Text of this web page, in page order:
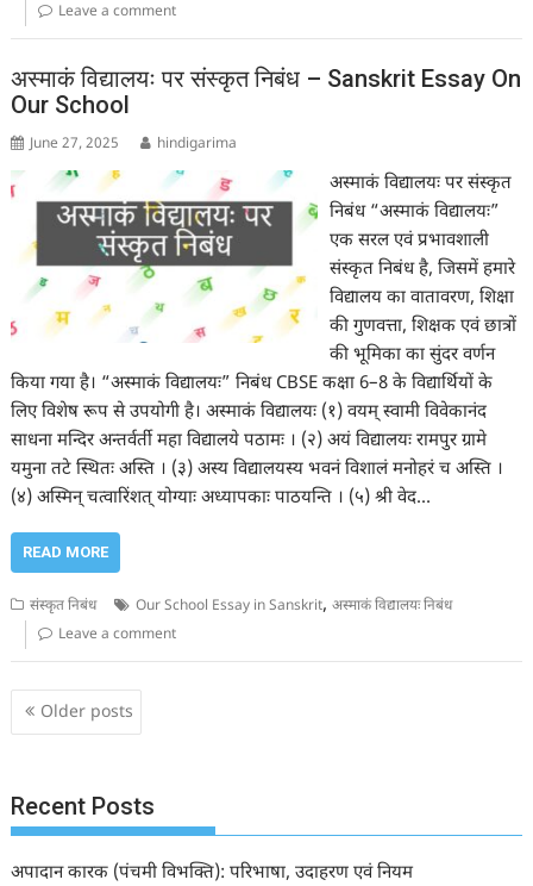
Leave a comment
अस्माकं विद्यालयः पर संस्कृत निबंध – Sanskrit Essay On
Our School
June 27, 2025 hindigarima
अस्माकं विद्यालयः पर संस्कृत
निबंध “अस्माकं विद्यालयः”
एक सरल एवं प्रभावशाली
संस्कृत निबंध है, जिसमें हमारे
विद्यालय का वातावरण, शिक्षा
की गुणवत्ता, शिक्षक एवं छात्रों
की भूमिका का सुंदर वर्णन
किया गया है। “अस्माकं विद्यालयः” निबंध CBSE कक्षा 6–8 के विद्यार्थियों के
लिए विशेष रूप से उपयोगी है। अस्माकं विद्यालयः (१) वयम् स्वामी विवेकानंद
साधना मन्दिर अन्तर्वर्ती महा विद्यालये पठामः । (२) अयं विद्यालयः रामपुर ग्रामे
यमुना तटे स्थितः अस्ति । (३) अस्य विद्यालयस्य भवनं विशालं मनोहरं च अस्ति ।
(४) अस्मिन् चत्वारिंशत् योग्याः अध्यापकाः पाठयन्ति । (५) श्री वेद…
READ MORE
संस्कृत निबंध Our School Essay in Sanskrit,अस्माकं विद्यालयः निबंध
Leave a comment
Posts
navigation
Older posts
Recent Posts
अपादान कारक (पंचमी विभक्ति): परिभाषा, उदाहरण एवं नियम